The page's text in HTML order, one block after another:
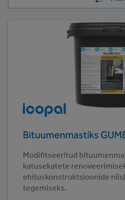
Bituumenmastiks
Modifitseeritud
katusekatete
ehituskonstruktsioonide
tegemiseks.